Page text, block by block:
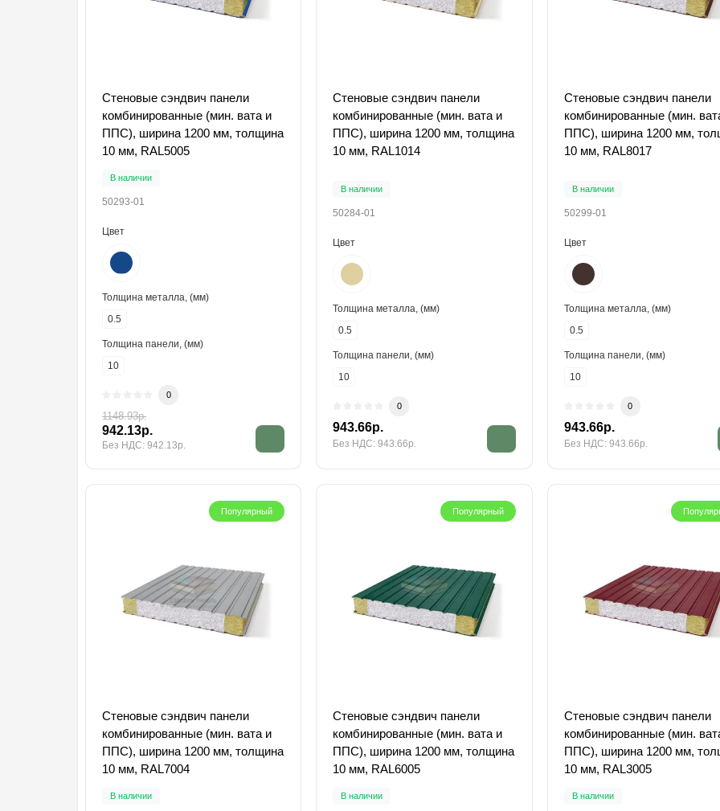
Стеновые сэндвич панели
комбинированные (мин. вата и
ППС), ширина 1200 мм, толщина
10 мм, RAL5005
В наличии
50293-01
Цвет
Толщина металла, (мм)
0.5
Толщина панели, (мм)
10
0
1148.93р.
942.13р.
Без НДС: 942.13р.
Стеновые сэндвич панели
комбинированные (мин. вата и
ППС), ширина 1200 мм, толщина
10 мм, RAL1014
В наличии
50284-01
Цвет
Толщина металла, (мм)
0.5
Толщина панели, (мм)
10
0
943.66р.
Без НДС: 943.66р.
Стеновые сэндвич панели
комбинированные (мин.
ППС), ширина 1200 мм,
10 мм, RAL8017
В наличии
50299-01
Цвет
Толщина металла, (мм)
0.5
Толщина панели, (мм)
10
0
943.66р.
Без НДС: 943.66р.
Популярный
Стеновые сэндвич панели
комбинированные (мин. вата и
ППС), ширина 1200 мм, толщина
10 мм, RAL7004
В наличии
Популярный
Стеновые сэндвич панели
комбинированные (мин. вата и
ППС), ширина 1200 мм, толщина
10 мм, RAL6005
В наличии
Стеновые сэндвич панели
комбинированные (мин.
ППС), ширина 1200 мм,
10 мм, RAL3005
В наличии